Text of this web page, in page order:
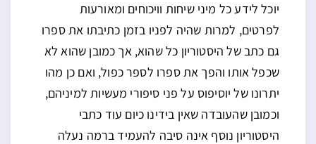
יוכל לידע כל מיני שיחות וויכוחים ומאורעות
לפרטים, למרות שהיה לפניו בזמן כתיבתו את ספרו
גם כתב של היסטוריון כל שהוא, אך כמובן שהוא לא
שכפל אותו והפך את ספרו לספר כפול, ואם כן מהו
יתרונו של יוסיפוס על פני סיפורי מעשיות למיניהם,
וכמובן שהעובדה שאין בידינו כיום עוד כתבי
היסטוריון נוסף אינה סיבה להעמיד ברמה נעלה